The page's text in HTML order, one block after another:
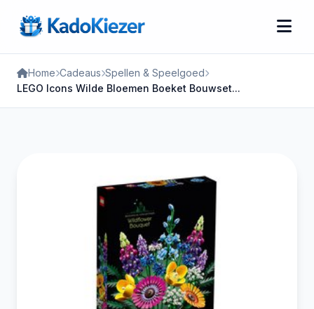
Home Cadeaus Spellen & Speelgoed
LEGO Icons Wilde Bloemen Boeket Bouwset...